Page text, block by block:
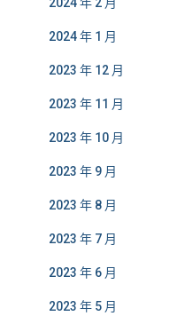
2024 年 1 月
2023 年 12 月
2023 年 11 月
2023 年 10 月
2023 年 9 月
2023 年 8 月
2023 年 7 月
2023 年 6 月
2023 年 5 月